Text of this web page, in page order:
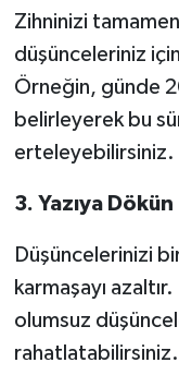
Zihninizi
düşünceleriniz
Örneğin, günde
belirleyerek bu
erteleyebilirsiniz.
3. Yazıya Dökün
Düşüncelerinizi
karmaşayı
olumsuz
rahatlatabilirsiniz.